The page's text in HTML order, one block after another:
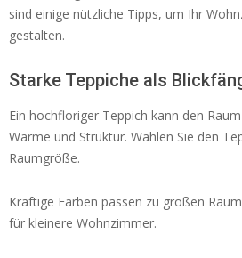
sind einige nützliche Tipps, um Ihr
gestalten.
Starke Teppiche als
Ein hochfloriger Teppich kann den
Wärme und Struktur. Wählen Sie den
Raumgröße.
Kräftige Farben passen zu großen
für kleinere Wohnzimmer.